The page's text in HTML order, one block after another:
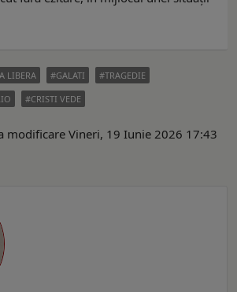
LIBERA GALATI
TRAGEDIE
CRISTI VEDE
modificare Vineri, 19 Iunie 2026 17:43